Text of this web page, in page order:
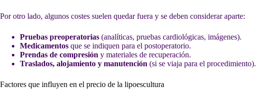
Por otro lado, algunos costes suelen quedar fuera y se deben considerar aparte:
Pruebas preoperatorias (analíticas, pruebas cardiológicas, imágenes).
Medicamentos que se indiquen para el postoperatorio.
Prendas de compresión y materiales de recuperación.
Traslados, alojamiento y manutención (si se viaja para el procedimiento).
Factores que influyen en el precio de la lipoescultura